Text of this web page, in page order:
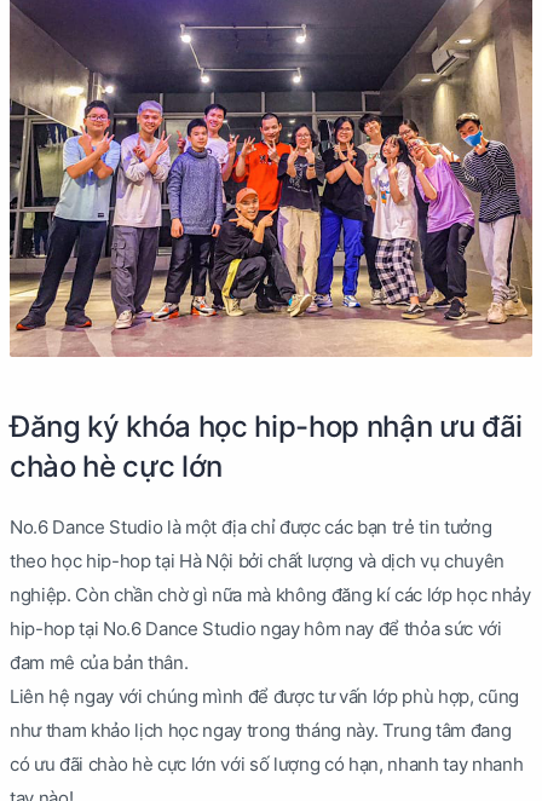
Đăng ký khóa học hip-hop nhận ưu đãi
chào hè cực lớn
No.6 Dance Studio là một địa chỉ được các bạn trẻ tin tưởng
theo học hip-hop tại Hà Nội bởi chất lượng và dịch vụ chuyên
nghiệp. Còn chần chờ gì nữa mà không đăng kí các lớp học nhảy
hip-hop tại No.6 Dance Studio ngay hôm nay để thỏa sức với
đam mê của bản thân.
Liên hệ ngay với chúng mình để được tư vấn lớp phù hợp, cũng
như tham khảo lịch học ngay trong tháng này. Trung tâm đang
có ưu đãi chào hè cực lớn với số lượng có hạn, nhanh tay nhanh